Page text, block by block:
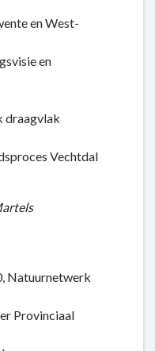
en West-
en
draagvlak
Vechtdal
Natuurnetwerk
Provinciaal